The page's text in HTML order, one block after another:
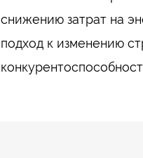
снижению затрат на
подход к изменению